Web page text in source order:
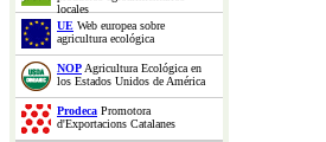
locales
UE Web europea sobre
agricultura ecológica
NOPAgricultura Ecológica en
los Estados Unidos de América
Prodeca Promotora
d'Exportacions Catalanes